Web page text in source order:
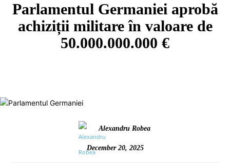
Parlamentul Germaniei aprobă
achiziții militare în valoare de
50.000.000.000 €
Alexandru Robea
December 20, 2025